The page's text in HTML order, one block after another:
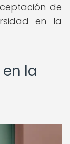
de
en la
la